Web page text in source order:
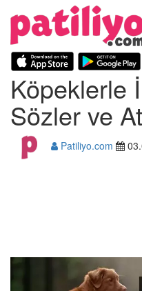
Köpeklerle
Sözler ve
Patiliyo.com